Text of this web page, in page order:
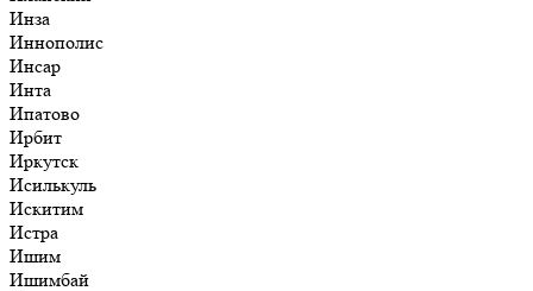
Инза
Иннополис
Инсар
Инта
Ипатово
Ирбит
Иркутск
Исилькуль
Искитим
Истра
Ишим
Ишимбай